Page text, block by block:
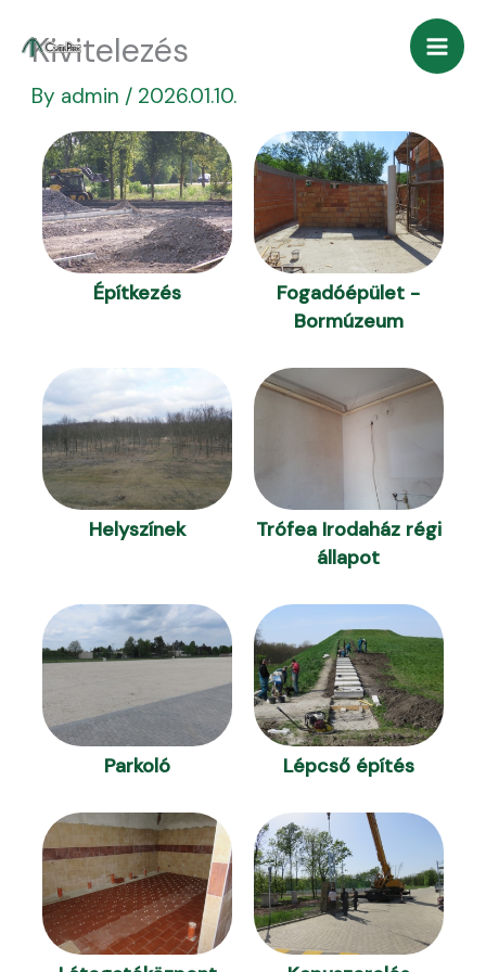
content
Kivitelezés
By admin / 2026.01.10.
Építkezés
Fogadóépület -
Bormúzeum
Helyszínek
Trófea Irodaház régi
állapot
Parkoló Lépcső építés